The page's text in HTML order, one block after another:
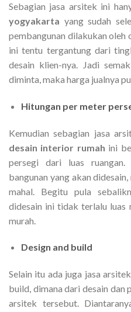
Sebagian jasa arsitek ini
yogyakarta yang sudah
pembangunan dilakukan oleh
ini tentu tergantung dari
desain klien-nya. Jadi
diminta, maka harga jualnya
Hitungan per meter
Kemudian sebagian jasa
desain interior rumah ini
persegi dari luas ruangan.
bangunan yang akan
mahal. Begitu pula
didesain ini tidak terlalu luas
murah.
Design and build
Selain itu ada juga jasa
build, dimana dari desain dan
arsitek tersebut.